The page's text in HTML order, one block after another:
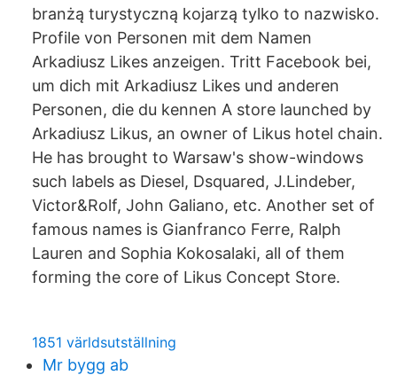
branżą turystyczną kojarzą tylko to nazwisko.
Profile von Personen mit dem Namen
Arkadiusz Likes anzeigen. Tritt Facebook bei,
um dich mit Arkadiusz Likes und anderen
Personen, die du kennen A store launched by
Arkadiusz Likus, an owner of Likus hotel chain.
He has brought to Warsaw's show-windows
such labels as Diesel, Dsquared, J.Lindeber,
Victor&Rolf, John Galiano, etc. Another set of
famous names is Gianfranco Ferre, Ralph
Lauren and Sophia Kokosalaki, all of them
forming the core of Likus Concept Store.
1851 världsutställning
Mr bygg ab